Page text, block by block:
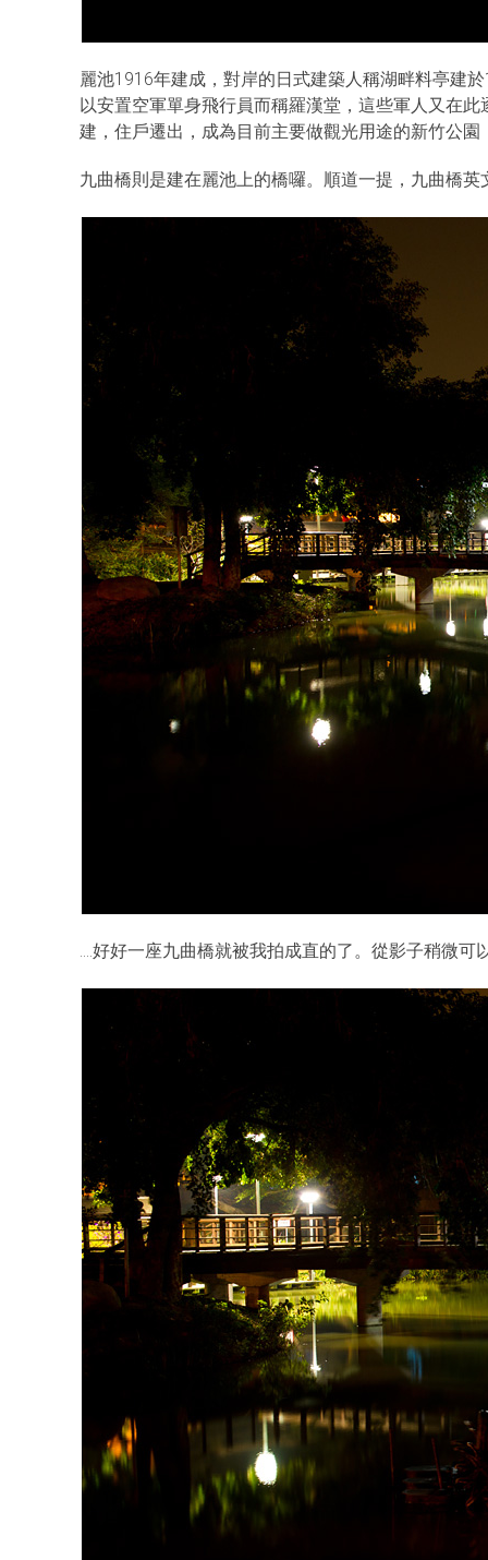
麗池1916年建成，對岸的日式建築人稱湖畔料亭建
以安置空軍單身飛行員而稱羅漢堂，這些軍人又在
建，住戶遷出，成為目前主要做觀光用途的新竹公
九曲橋則是建在麗池上的橋囉。順道一提，九曲橋
….好好一座九曲橋就被我拍成直的了。從影子稍微可